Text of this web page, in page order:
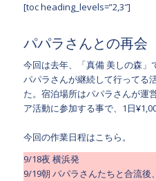
[toc heading_levels=”2,3″]
パパラさんとの再会
今回は去年、「真備 美しの森」
パパラさんが継続して行ってる
た。宿泊場所はパパラさんが運
ア活動に参加する事で、1日
今回の作業日程はこちら。
9/18夜 横浜発
9/19朝 パパラさんたちと合流後